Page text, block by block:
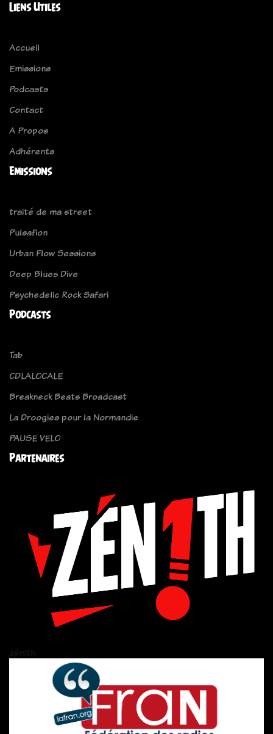
Liens Utiles
Accueil
Emissions
Podcasts
Contact
A Propos
Adhérents
Emissions
traité de ma street
Pulsafion
Urban Flow Sessions
Deep Blues Dive
Psychedelic Rock Safari
Podcasts
Tab
CDLALOCALE
Breakneck Beats Broadcast
La Droogies pour la Normandie
PAUSE VELO
Partenaires